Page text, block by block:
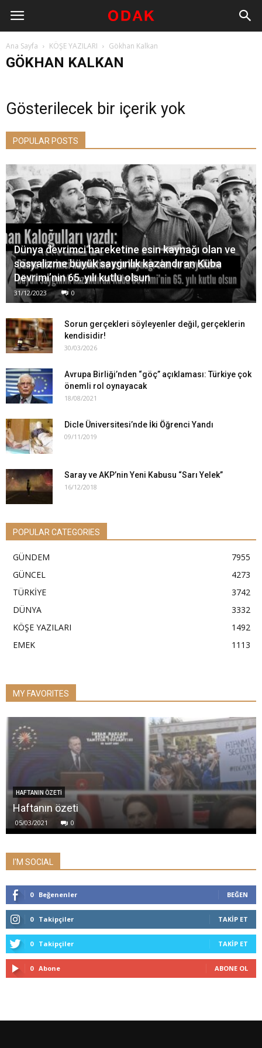
Ana Sayfa KÖŞE YAZILARI Gökhan Kalkan
GÖKHAN KALKAN
Gösterilecek bir içerik yok
POPULAR POSTS
Dünya devrimci hareketine esin kaynağı olan ve
sosyalizme büyük saygınlık kazandıran Küba
Devrimi’nin 65. yılı kutlu olsun
31/12/2023 0
Sorun gerçekleri söyleyenler değil, gerçeklerin
kendisidir!
30/03/2026
Avrupa Birliği’nden “göç” açıklaması: Türkiye çok
önemli rol oynayacak
18/08/2021
Dicle Üniversitesi’nde İki Öğrenci Yandı
09/11/2019
Saray ve AKP’nin Yeni Kabusu “Sarı Yelek”
16/12/2018
POPULAR CATEGORIES
GÜNDEM
7955
GÜNCEL
4273
TÜRKİYE
3742
DÜNYA
3332
KÖŞE YAZILARI
1492
EMEK
1113
MY FAVORITES
HAFTANIN ÖZETİ
Haftanın özeti
05/03/2021 0
I'M SOCIAL
0 Beğenenler BEĞEN
0 Takipçiler TAKIP ET
0 Takipçiler TAKIP ET
0 Abone ABONE OL